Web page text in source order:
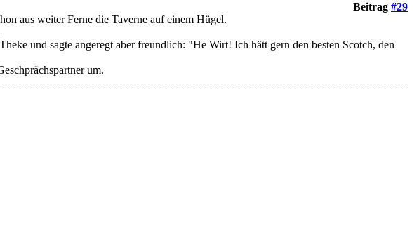
Beitrag #29
aus weiter Ferne die Taverne auf einem Hügel.
und sagte angeregt aber freundlich: "He Wirt! Ich hätt gern den besten Scotch, den
um.